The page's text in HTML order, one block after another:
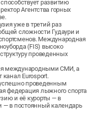
развитию
Агентства горных
уже в третий раз
сложности Гудаури и
Международная
(FIS) высоко
проведенных
международными СМИ, а
Eurosport.
успешно проведенным
федерация лыжного спорта
и её курорты — в
— в постоянный календарь